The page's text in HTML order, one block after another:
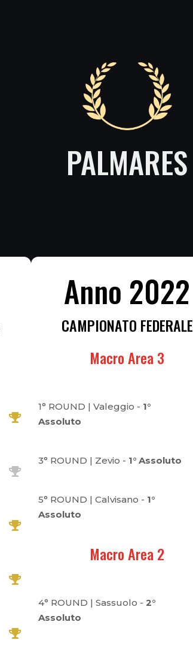
PALMARES
Anno 2022
CAMPIONATO FEDERALE
Macro Area 3
1° ROUND | Valeggio - 1°
Assoluto
3° ROUND | Zevio - 1° Assoluto
5° ROUND | Calvisano - 1°
Assoluto
Macro Area 2
4° ROUND | Sassuolo - 2°
Assoluto